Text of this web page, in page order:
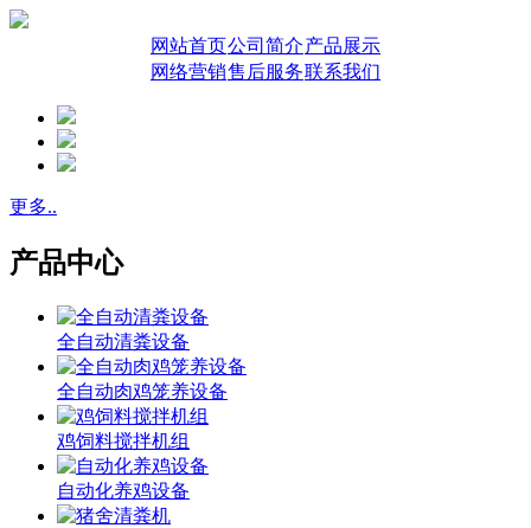
网站首页公司简介产品展示
网络营销售后服务联系我们
更多..
产品中心
全自动清粪设备
全自动肉鸡笼养设备
鸡饲料搅拌机组
自动化养鸡设备